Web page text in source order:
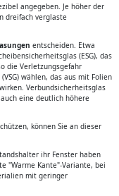
angegeben. Je höher der
dreifach verglaste
entscheiden. Etwa
(ESG), das
die Verletzungsgefahr
wählen, das aus mit Folien
Verbundsicherheitsglas
eine deutlich höhere
können Sie an dieser
ihr Fenster haben
"Warme Kante"-Variante, bei
mit geringer